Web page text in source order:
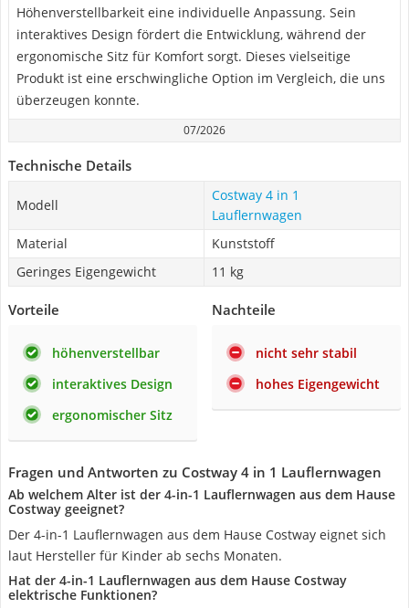
Höhenverstellbarkeit eine individuelle Anpassung. Sein
interaktives Design fördert die Entwicklung, während der
ergonomische Sitz für Komfort sorgt. Dieses vielseitige
Produkt ist eine erschwingliche Option im Vergleich, die uns
überzeugen konnte.
07/2026
Technische Details
Modell
Costway 4 in 1
Lauflernwagen
Material
Kunststoff
Geringes Eigengewicht
11 kg
Vorteile
höhenverstellbar
interaktives Design
ergonomischer Sitz
Nachteile
nicht sehr stabil
hohes Eigengewicht
Fragen und Antworten zu Costway 4 in 1 Lauflernwagen
Ab welchem Alter ist der 4-in-1 Lauflernwagen aus dem Hause
Costway geeignet?
Der 4-in-1 Lauflernwagen aus dem Hause Costway eignet sich
laut Hersteller für Kinder ab sechs Monaten.
Hat der 4-in-1 Lauflernwagen aus dem Hause Costway
elektrische Funktionen?